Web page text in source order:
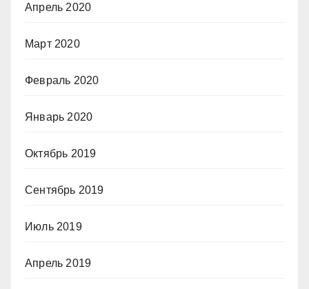
Апрель 2020
Март 2020
Февраль 2020
Январь 2020
Октябрь 2019
Сентябрь 2019
Июль 2019
Апрель 2019